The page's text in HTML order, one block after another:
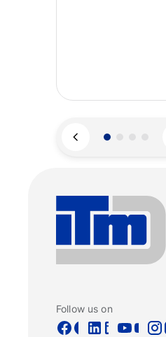
Follow us on